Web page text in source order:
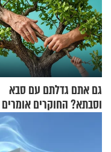
גם אתם גדלתם עם סבא
וסבתא? החוקרים